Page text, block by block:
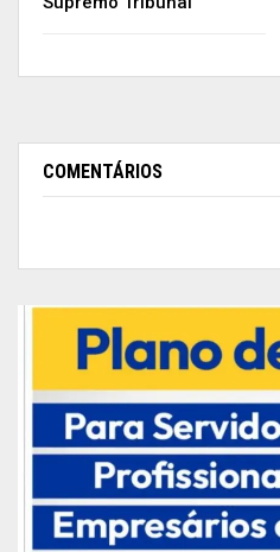
COMENTÁRIOS